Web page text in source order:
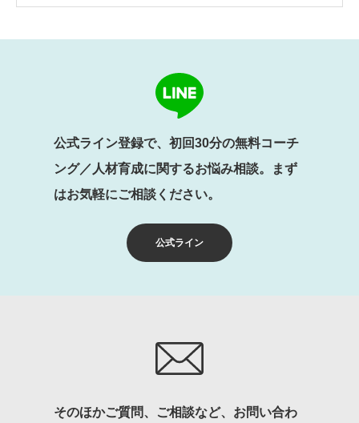
公式ライン
公式ライン登録で、初回30分の無料コーチ
ング／人材育成に関するお悩み相談。まず
はお気軽にご相談ください。
そのほかご質問、ご相談など、お問い合わ